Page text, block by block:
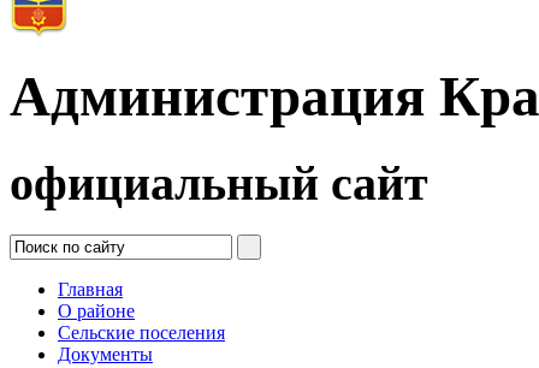
Администрация
официальный сайт
Главная
О районе
Сельские поселения
Документы